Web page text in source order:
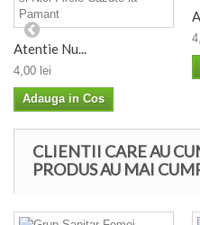
Atentie Nu...
4,00 lei
Adauga in Cos
CLIENTII CARE AU
PRODUS AU MAI